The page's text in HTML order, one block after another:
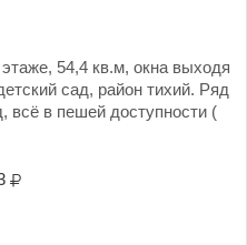
54,4 кв.м, окна выходя
сад, район тихий. Ряд
всё в пешей доступности (